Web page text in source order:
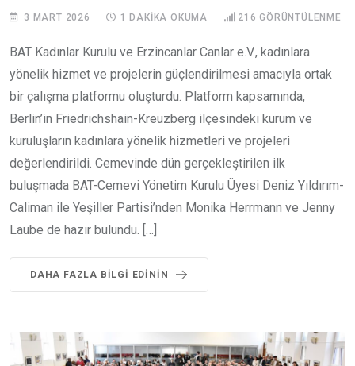
3 MART 2026 1 DAKIKA OKUMA 216 GÖRÜNTÜLENME
BAT Kadınlar Kurulu ve Erzincanlar Canlar e.V., kadınlara
yönelik hizmet ve projelerin güçlendirilmesi amacıyla ortak
bir çalışma platformu oluşturdu. Platform kapsamında,
Berlin’in Friedrichshain-Kreuzberg ilçesindeki kurum ve
kuruluşların kadınlara yönelik hizmetleri ve projeleri
değerlendirildi. Cemevinde dün gerçekleştirilen ilk
buluşmada BAT-Cemevi Yönetim Kurulu Üyesi Deniz Yıldırım-
Caliman ile Yeşiller Partisi’nden Monika Herrmann ve Jenny
Laube de hazır bulundu. […]
DAHA FAZLA BILGI EDININ